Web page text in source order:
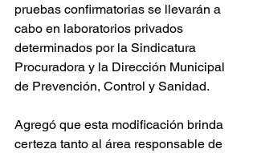
pruebas confirmatorias se llevarán a
cabo en laboratorios privados
determinados por la Sindicatura
Procuradora y la Dirección Municipal
de Prevención, Control y Sanidad.
Agregó que esta modificación brinda
certeza tanto al área responsable de